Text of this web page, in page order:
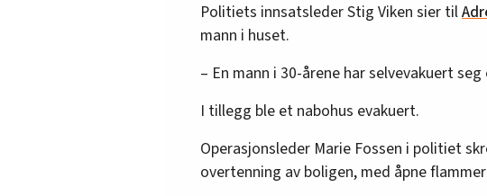
Politiets innsatsleder Stig Viken sier til
mann i huset.
– En mann i 30-årene har selvevakuert
I tillegg ble et nabohus evakuert.
Operasjonsleder Marie Fossen i politiet
overtenning av boligen, med åpne